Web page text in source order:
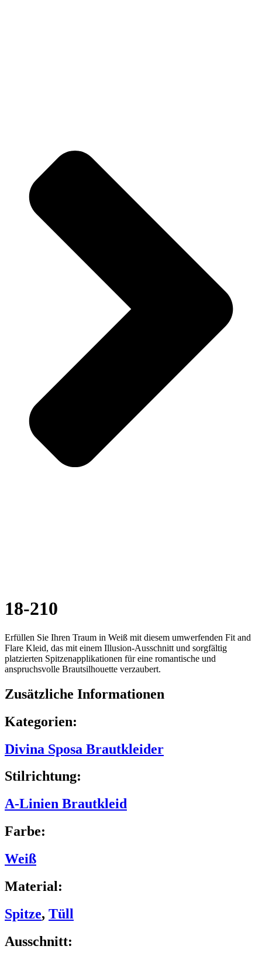
18-210
Erfüllen Sie Ihren Traum in Weiß mit diesem umwerfenden Fit and
Flare Kleid, das mit einem Illusion-Ausschnitt und sorgfältig
platzierten Spitzenapplikationen für eine romantische und
anspruchsvolle Brautsilhouette verzaubert.
Zusätzliche Informationen
Kategorien:
Divina Sposa Brautkleider
Stilrichtung:
A-Linien Brautkleid
Farbe:
Weiß
Material:
Spitze, Tüll
Ausschnitt: